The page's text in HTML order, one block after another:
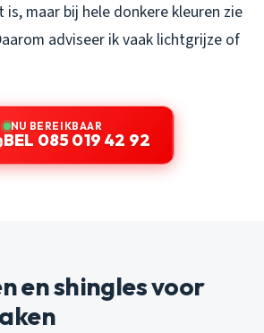
maar bij hele donkere kleuren zie
adviseer ik vaak lichtgrijze of
NU BEREIKBAAR
BEL 085 019 42 92
en shingles voor